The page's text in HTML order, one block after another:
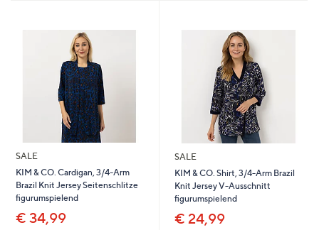
SALE
KIM & CO. Cardigan, 3/4-Arm
Brazil Knit Jersey Seitenschlitze
figurumspielend
€ 34,99
SALE
KIM & CO. Shirt, 3/4-Arm Brazil
Knit Jersey V-Ausschnitt
figurumspielend
€ 24,99